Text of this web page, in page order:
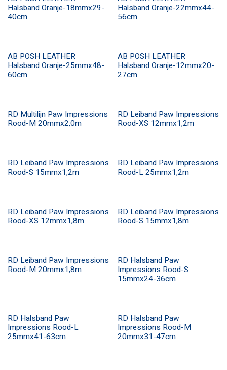
Halsband Oranje-18mmx29-
40cm
Halsband Oranje-22mmx44-
56cm
AB POSH LEATHER
Halsband Oranje-25mmx48-
60cm
AB POSH LEATHER
Halsband Oranje-12mmx20-
27cm
RD Multilijn Paw Impressions
Rood-M 20mmx2,0m
RD Leiband Paw Impressions
Rood-XS 12mmx1,2m
RD Leiband Paw Impressions
Rood-S 15mmx1,2m
RD Leiband Paw Impressions
Rood-L 25mmx1,2m
RD Leiband Paw Impressions
Rood-XS 12mmx1,8m
RD Leiband Paw Impressions
Rood-S 15mmx1,8m
RD Leiband Paw Impressions
Rood-M 20mmx1,8m
RD Halsband Paw
Impressions Rood-S
15mmx24-36cm
RD Halsband Paw
Impressions Rood-L
25mmx41-63cm
RD Halsband Paw
Impressions Rood-M
20mmx31-47cm